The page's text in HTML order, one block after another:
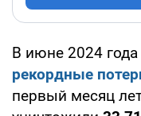
В июне 2024 года
рекордные
первый месяц